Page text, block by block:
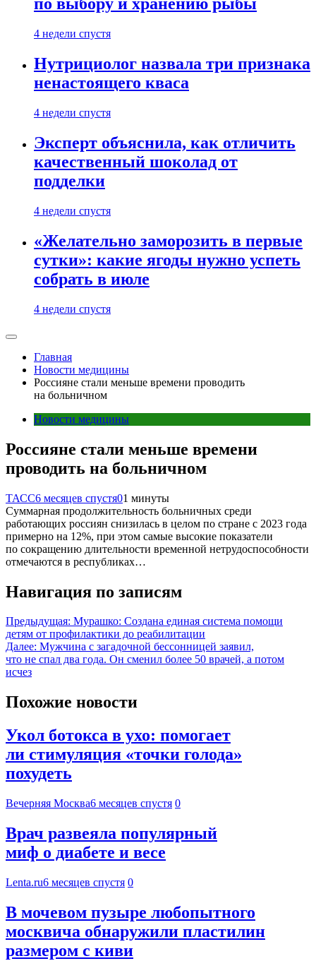
по выбору и хранению рыбы
4 недели спустя
Нутрициолог назвала три признака
ненастоящего кваса
4 недели спустя
Эксперт объяснила, как отличить
качественный шоколад от
подделки
4 недели спустя
«Желательно заморозить в первые
сутки»: какие ягоды нужно успеть
собрать в июле
4 недели спустя
Главная
Новости медицины
Россияне стали меньше времени проводить
на больничном
Новости медицины
Россияне стали меньше времени
проводить на больничном
ТАСС6 месяцев спустя01 минуты
Суммарная продолжительность больничных среди
работающих россиян снизилась в целом по стране с 2023 года
примерно на 12%, при этом самые высокие показатели
по сокращению длительности временной нетрудоспособности
отмечаются в республиках…
Навигация по записям
Предыдущая: Мурашко: Создана единая система помощи
детям от профилактики до реабилитации
Далее: Мужчина с загадочной бессонницей заявил,
что не спал два года. Он сменил более 50 врачей, а потом
исчез
Похожие новости
Укол ботокса в ухо: помогает
ли стимуляция «точки голода»
похудеть
Вечерняя Москва6 месяцев спустя 0
Врач развеяла популярный
миф о диабете и весе
Lenta.ru6 месяцев спустя 0
В мочевом пузыре любопытного
москвича обнаружили пластилин
размером с киви